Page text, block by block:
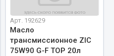
Арт. 192629
Масло
трансмиссионное ZIC
75W90 G-F TOP 20л